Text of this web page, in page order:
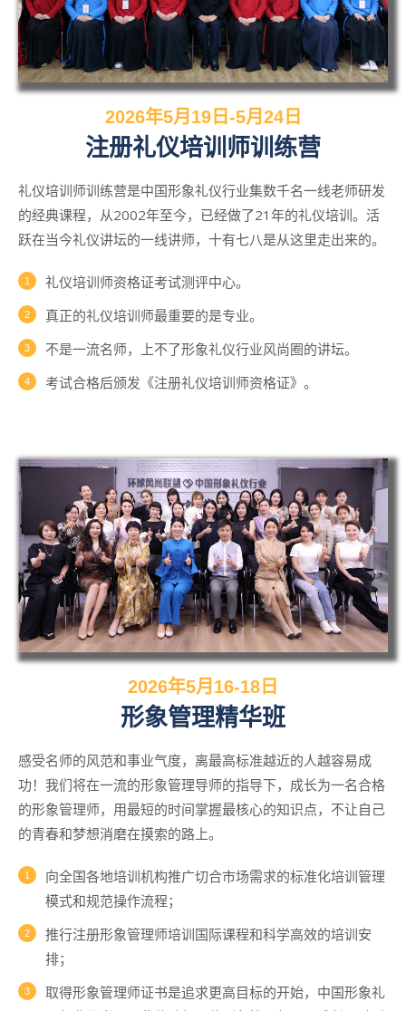
2026年5月19日-5月24日
注册礼仪培训师训练营
礼仪培训师训练营是中国形象礼仪行业集数千名一线老师研发
的经典课程，从2002年至今，已经做了21年的礼仪培训。活
跃在当今礼仪讲坛的一线讲师，十有七八是从这里走出来的。
礼仪培训师资格证考试测评中心。
真正的礼仪培训师最重要的是专业。
不是一流名师，上不了形象礼仪行业风尚圈的讲坛。
考试合格后颁发《注册礼仪培训师资格证》。
2026年5月16-18日
形象管理精华班
感受名师的风范和事业气度，离最高标准越近的人越容易成
功！我们将在一流的形象管理导师的指导下，成长为一名合格
的形象管理师，用最短的时间掌握最核心的知识点，不让自己
的青春和梦想消磨在摸索的路上。
向全国各地培训机构推广切合市场需求的标准化培训管理
模式和规范操作流程；
推行注册形象管理师培训国际课程和科学高效的培训安
排；
取得形象管理师证书是追求更高目标的开始，中国形象礼